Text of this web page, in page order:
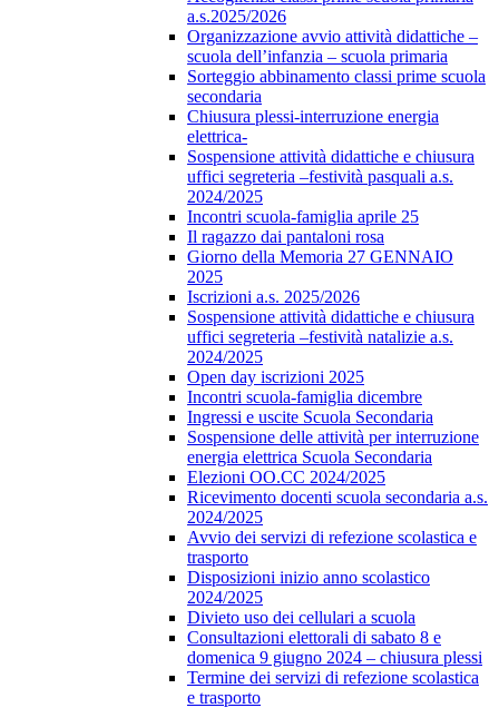
a.s.2025/2026
Organizzazione avvio attività didattiche –
scuola dell’infanzia – scuola primaria
Sorteggio abbinamento classi prime scuola
secondaria
Chiusura plessi-interruzione energia
elettrica-
Sospensione attività didattiche e chiusura
uffici segreteria –festività pasquali a.s.
2024/2025
Incontri scuola-famiglia aprile 25
Il ragazzo dai pantaloni rosa
Giorno della Memoria 27 GENNAIO
2025
Iscrizioni a.s. 2025/2026
Sospensione attività didattiche e chiusura
uffici segreteria –festività natalizie a.s.
2024/2025
Open day iscrizioni 2025
Incontri scuola-famiglia dicembre
Ingressi e uscite Scuola Secondaria
Sospensione delle attività per interruzione
energia elettrica Scuola Secondaria
Elezioni OO.CC 2024/2025
Ricevimento docenti scuola secondaria a.s.
2024/2025
Avvio dei servizi di refezione scolastica e
trasporto
Disposizioni inizio anno scolastico
2024/2025
Divieto uso dei cellulari a scuola
Consultazioni elettorali di sabato 8 e
domenica 9 giugno 2024 – chiusura plessi
Termine dei servizi di refezione scolastica
e trasporto